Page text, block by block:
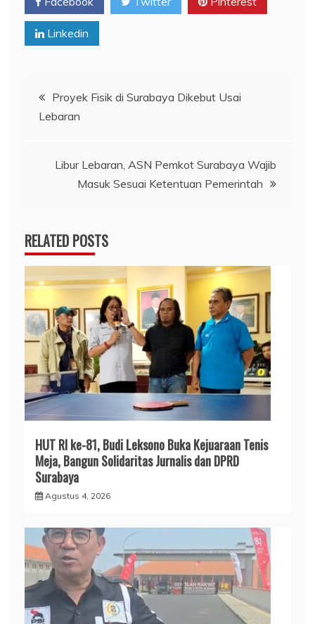
Linkedin
Navigasi
pos
Proyek Fisik di Surabaya Dikebut Usai
Lebaran
Libur Lebaran, ASN Pemkot Surabaya Wajib
Masuk Sesuai Ketentuan Pemerintah
RELATED POSTS
HUT RI ke-81, Budi Leksono Buka Kejuaraan Tenis
Meja, Bangun Solidaritas Jurnalis dan DPRD
Surabaya
Agustus 4, 2026